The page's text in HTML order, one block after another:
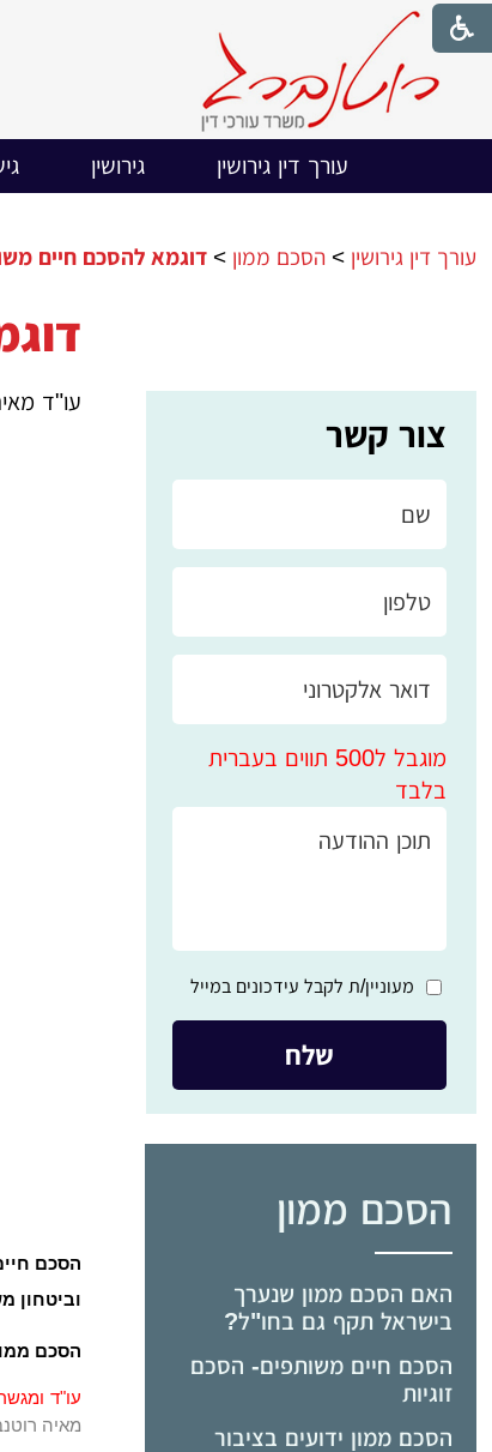
עורך דין גירושין גירושין
צור קשר
מוגבל ל500 תווים בעברית
בלבד
מעוניין/ת לקבל עידכונים במייל
הסכם ממון
האם הסכם ממון שנערך
בישראל תקף גם בחו"ל?
הסכם חיים משותפים- הסכם
זוגיות
הסכם ממון ידועים בציבור
עורך דין גירושין >הסכם ממון >דוגמא להסכם חיים
עו"ד
הסכם
וביטחון
הסכם
עו"ד
מאיה